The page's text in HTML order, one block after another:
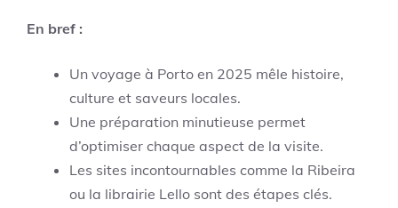
En bref :
Un voyage à Porto en 2025 mêle histoire,
culture et saveurs locales.
Une préparation minutieuse permet
d’optimiser chaque aspect de la visite.
Les sites incontournables comme la Ribeira
ou la librairie Lello sont des étapes clés.